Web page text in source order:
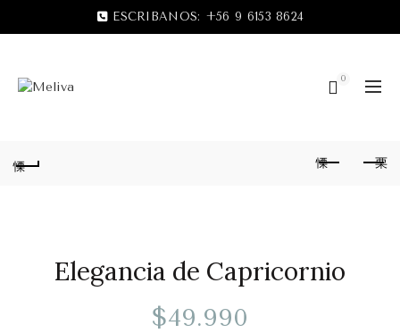
ESCRIBANOS: +56 9 6153 8624
0
Elegancia de Capricornio
$49.990